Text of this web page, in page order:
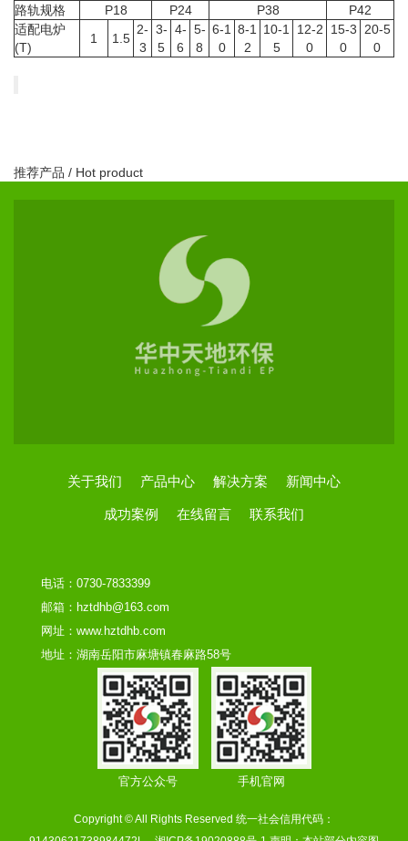
路轨规格
P18 P24 P38
P42
适配电炉
(T)
1 1.5
2-
3
3-
5
4-
6
5-
8
6-1
0
8-1
2
10-1
5
12-2
0
15-3
0
20-5
0
推荐产品 / Hot product
关于我们 产品中心 解决方案 新闻中心
成功案例 在线留言 联系我们
电话：0730-7833399
邮箱：hztdhb@163.com
网址：www.hztdhb.com
地址：湖南岳阳市麻塘镇春麻路58号
官方公众号 手机官网
Copyright © All Rights Reserved 统一社会信用代码：